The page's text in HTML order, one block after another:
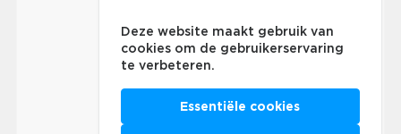
Deze website maakt gebruik van
cookies om de gebruikerservaring
te verbeteren.
Essentiële cookies